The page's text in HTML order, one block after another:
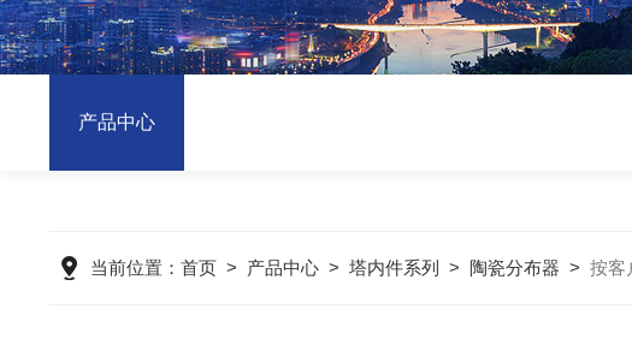
产品中心
当前位置： 首页> 产品中心> 塔内件系列 > 陶瓷分布器 > 按客